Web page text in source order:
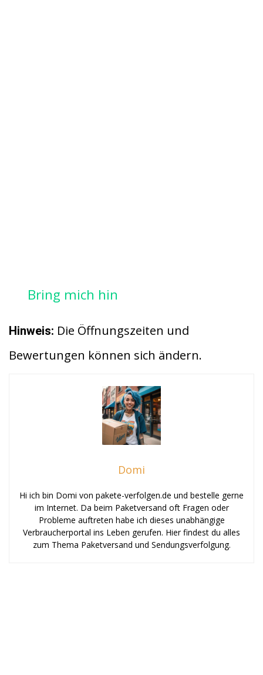
Bring mich hin
Hinweis: Die Öffnungszeiten und
Bewertungen können sich ändern.
Domi
Hi ich bin Domi von pakete-verfolgen.de und bestelle gerne
im Internet. Da beim Paketversand oft Fragen oder
Probleme auftreten habe ich dieses unabhängige
Verbraucherportal ins Leben gerufen. Hier findest du alles
zum Thema Paketversand und Sendungsverfolgung.